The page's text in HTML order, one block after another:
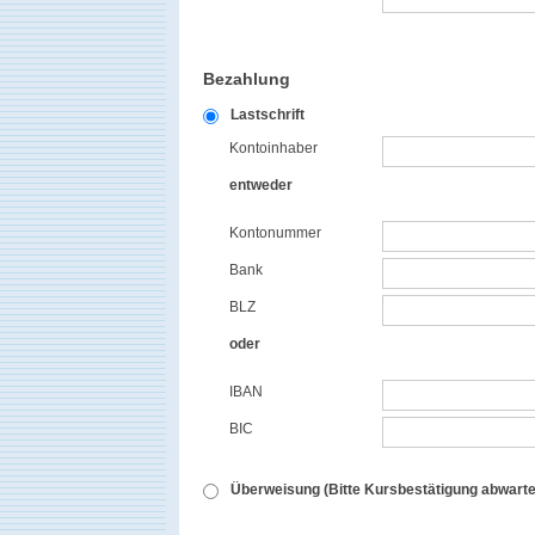
Bezahlung
Lastschrift
Kontoinhaber
entweder
Kontonummer
Bank
BLZ
oder
IBAN
BIC
Überweisung (Bitte Kursbestätigung